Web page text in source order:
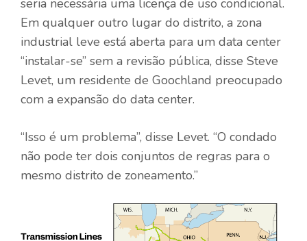
Em qualquer outro lugar do distrito, a zona
industrial leve está aberta para um data center
“instalar-se” sem a revisão pública, disse Steve
Levet, um residente de Goochland preocupado
com a expansão do data center.
“Isso é um problema”, disse Levet. “O condado
não pode ter dois conjuntos de regras para o
mesmo distrito de zoneamento.”